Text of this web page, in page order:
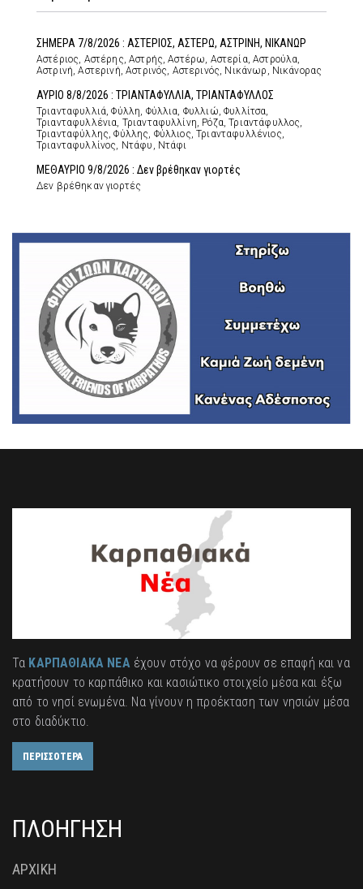
ΣΗΜΕΡΑ 7/8/2026 : ΑΣΤΕΡΙΟΣ, ΑΣΤΕΡΩ, ΑΣΤΡΙΝΗ, ΝΙΚΑΝΩΡ
Αστέριος, Αστέρης, Αστρής, Αστέρω, Αστερία, Αστρούλα,
Αστρινή, Αστερινή, Αστρινός, Αστερινός, Νικάνωρ, Νικάνορας
ΑΥΡΙΟ 8/8/2026 : ΤΡΙΑΝΤΑΦΥΛΛΙΑ, ΤΡΙΑΝΤΑΦΥΛΛΟΣ
Τριανταφυλλιά, Φύλλη, Φύλλια, Φυλλιώ, Φυλλίτσα,
Τριανταφυλλένια, Τριανταφυλλίνη, Ρόζα, Τριαντάφυλλος,
Τριανταφύλλης, Φύλλης, Φύλλιος, Τριανταφυλλένιος,
Τριανταφυλλίνος, Ντάφυ, Ντάφι
ΜΕΘΑΥΡΙΟ 9/8/2026 : Δεν βρέθηκαν γιορτές
Δεν βρέθηκαν γιορτές
Τα ΚΑΡΠΑΘΙΑΚΑ ΝΕΑέχουν στόχο να φέρουν σε επαφή και να
κρατήσουν το καρπάθικο και κασιώτικο στοιχείο μέσα και έξω
από το νησί ενωμένα. Να γίνουν η προέκταση των νησιών μέσα
στο διαδύκτιο.
ΠΕΡΙΣΣΟΤΕΡΑ
ΠΛΟΗΓΗΣΗ
ΑΡΧΙΚΗ